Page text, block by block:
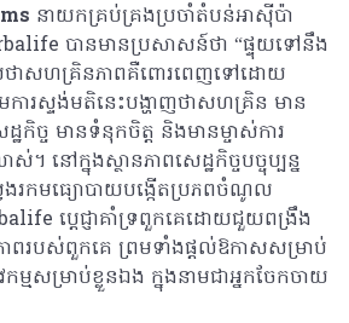
នាយកគ្រប់គ្រងប្រចាំតំបន់អាស៊ីប៉ា
បានមានប្រសាសន៍ថា “ផ្ទុយទៅនឹង
ាសហគ្រិនភាពគឺពោរពេញទៅដោយ
ារស្ទង់មតិនេះបង្ហាញថាសហគ្រិន មាន
កិច្ច មានទំនុកចិត្ត និងមានម្ចាស់ការ
។ នៅក្នុងស្ថានភាពសេដ្ឋកិច្ចបច្ចុប្បន្ន
ងរកមធ្យោបាយបង្កើតប្រភពចំណូល
ប្តេជ្ញាគាំទ្រពួកគេដោយជួយពង្រឹង
របស់ពួកគេ ព្រមទាំងផ្តល់ឱកាសសម្រាប់
ម្មសម្រាប់ខ្លួនឯង ក្នុងនាមជាអ្នកចែកចាយ